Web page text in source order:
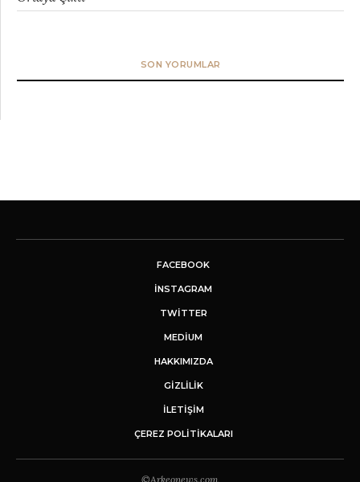
SON YORUMLAR
FACEBOOK
INSTAGRAM
TWITTER
MEDIUM
HAKKIMIZDA
GİZLİLİK
İLETIŞIM
ÇEREZ POLITIKALARI
©Arkeonews.com